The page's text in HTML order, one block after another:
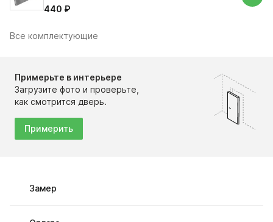
440 ₽
Все комплектующие
Примерьте в интерьере
Загрузите фото и проверьте,
как смотрится дверь.
Примерить
Замер